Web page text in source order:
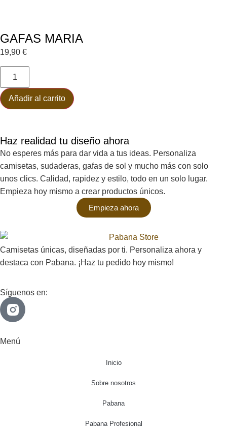
GAFAS MARIA
19,90 €
Añadir al carrito
Haz realidad tu diseño ahora
No esperes más para dar vida a tus ideas. Personaliza
camisetas, sudaderas, gafas de sol y mucho más con solo
unos clics. Calidad, rapidez y estilo, todo en un solo lugar.
Empieza hoy mismo a crear productos únicos.
Empieza ahora
Camisetas únicas, diseñadas por ti. Personaliza ahora y
destaca con Pabana. ¡Haz tu pedido hoy mismo!
Síguenos en:
Menú
Inicio
Sobre nosotros
Pabana
Pabana Profesional